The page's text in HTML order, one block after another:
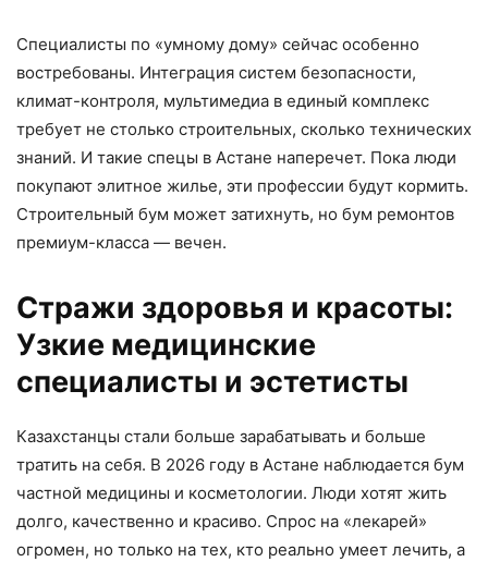
Специалисты по «умному дому» сейчас особенно
востребованы. Интеграция систем безопасности,
климат-контроля, мультимедиа в единый комплекс
требует не столько строительных, сколько технических
знаний. И такие спецы в Астане наперечет. Пока люди
покупают элитное жилье, эти профессии будут кормить.
Строительный бум может затихнуть, но бум ремонтов
премиум-класса — вечен.
Стражи здоровья и красоты:
Узкие медицинские
специалисты и эстетисты
Казахстанцы стали больше зарабатывать и больше
тратить на себя. В 2026 году в Астане наблюдается бум
частной медицины и косметологии. Люди хотят жить
долго, качественно и красиво. Спрос на «лекарей»
огромен, но только на тех, кто реально умеет лечить, а